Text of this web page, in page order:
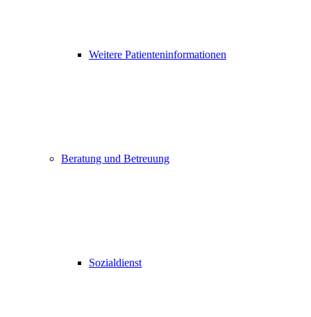
Weitere Patienteninformationen
Beratung und Betreuung
Sozialdienst